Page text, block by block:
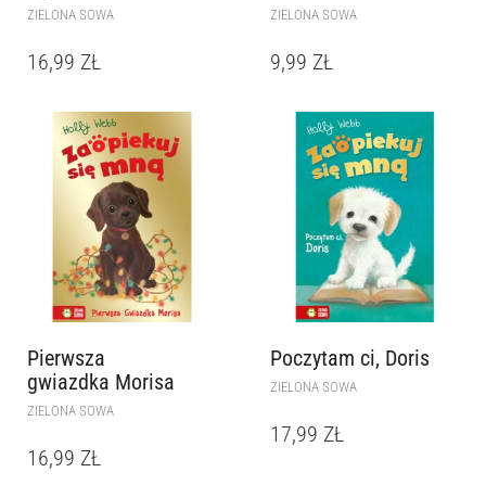
ZIELONA SOWA
16,99 ZŁ
ZIELONA SOWA
9,99 ZŁ
Pierwsza
gwiazdka Morisa
ZIELONA SOWA
16,99 ZŁ
Poczytam ci, Doris
ZIELONA SOWA
17,99 ZŁ